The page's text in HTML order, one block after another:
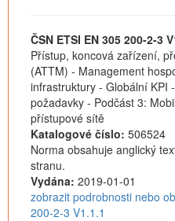
ČSN ETSI EN 305 200-2-3
Přístup, koncová zařízení,
(ATTM) - Management
infrastruktury - Globální KPI
požadavky - Podčást 3:
přístupové sítě
Katalogové číslo: 506524
Norma obsahuje anglický
stranu.
Vydána: 2019-01-01
zobrazit podrobnosti nebo
200-2-3 V1.1.1